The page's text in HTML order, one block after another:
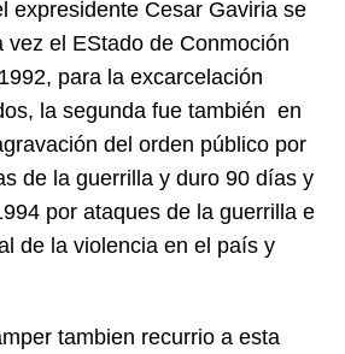
expresidente Cesar Gaviria se
vez el EStado de Conmoción
para la excarcelación
la segunda fue también en
del orden público por
de la guerrilla y duro 90 días y
por ataques de la guerrilla e
de la violencia en el país y
tambien recurrio a esta